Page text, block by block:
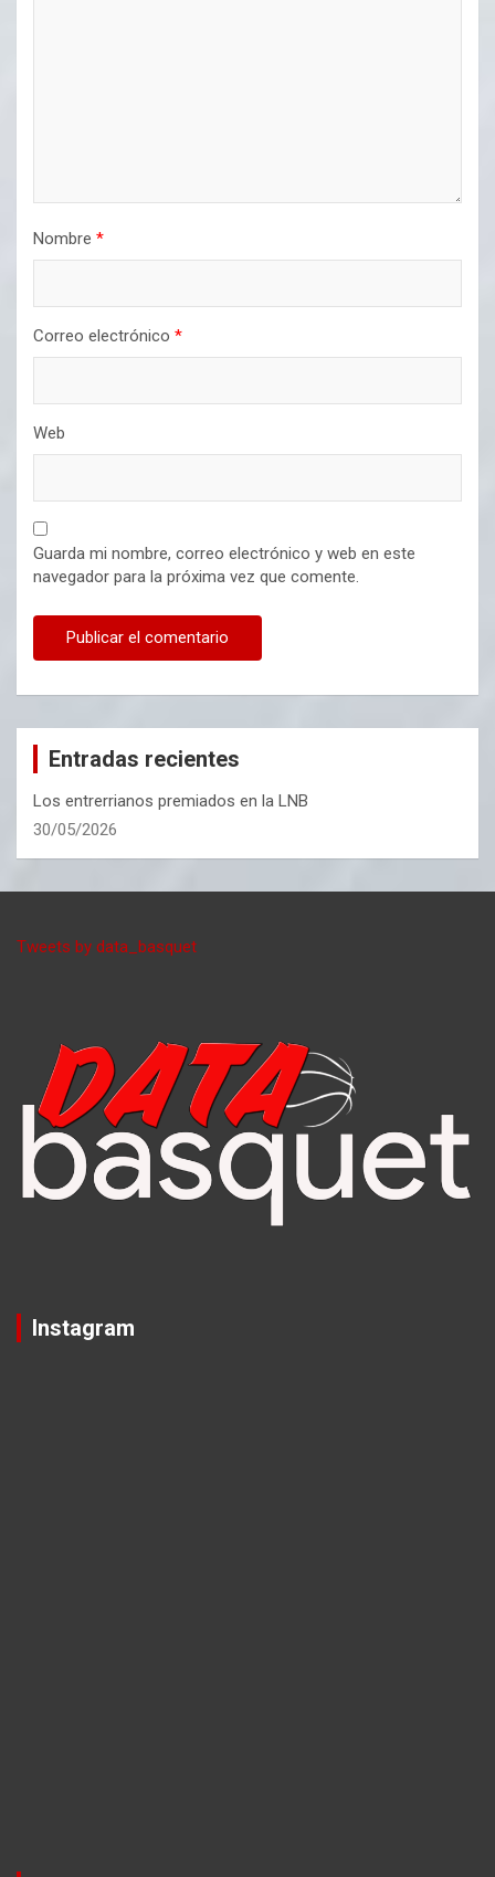
Nombre *
Correo electrónico *
Web
Guarda mi nombre, correo electrónico y web en este
navegador para la próxima vez que comente.
Entradas recientes
Los entrerrianos premiados en la LNB
30/05/2026
Tweets by data_basquet
Instagram